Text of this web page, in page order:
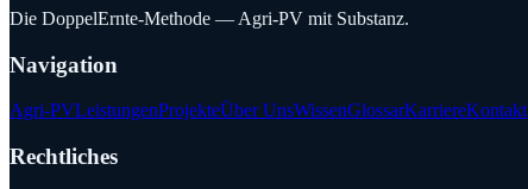
Die DoppelErnte-Methode — Agri-PV mit Substanz.
Navigation
Agri-PVLeistungenProjekteÜber UnsWissenGlossarKarriereKontakt
Rechtliches